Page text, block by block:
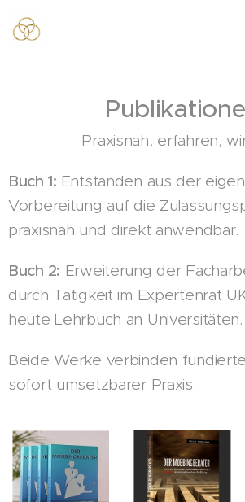
Praxisnah, erfahren,
Buch 1: Entstanden aus der
Vorbereitung auf die
praxisnah und direkt anwendbar.
Buch 2: Erweiterung der
durch Tätigkeit im Expertenrat
heute Lehrbuch an Universitäten.
Beide Werke verbinden
sofort umsetzbarer Praxis.